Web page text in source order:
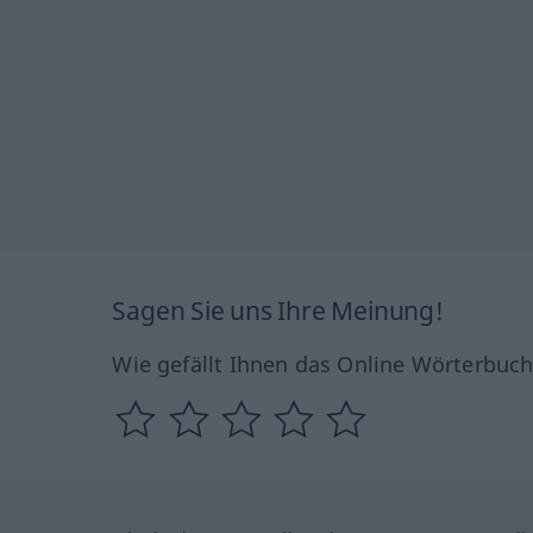
Sagen Sie uns Ihre Meinung!
Wie gefällt Ihnen das Online